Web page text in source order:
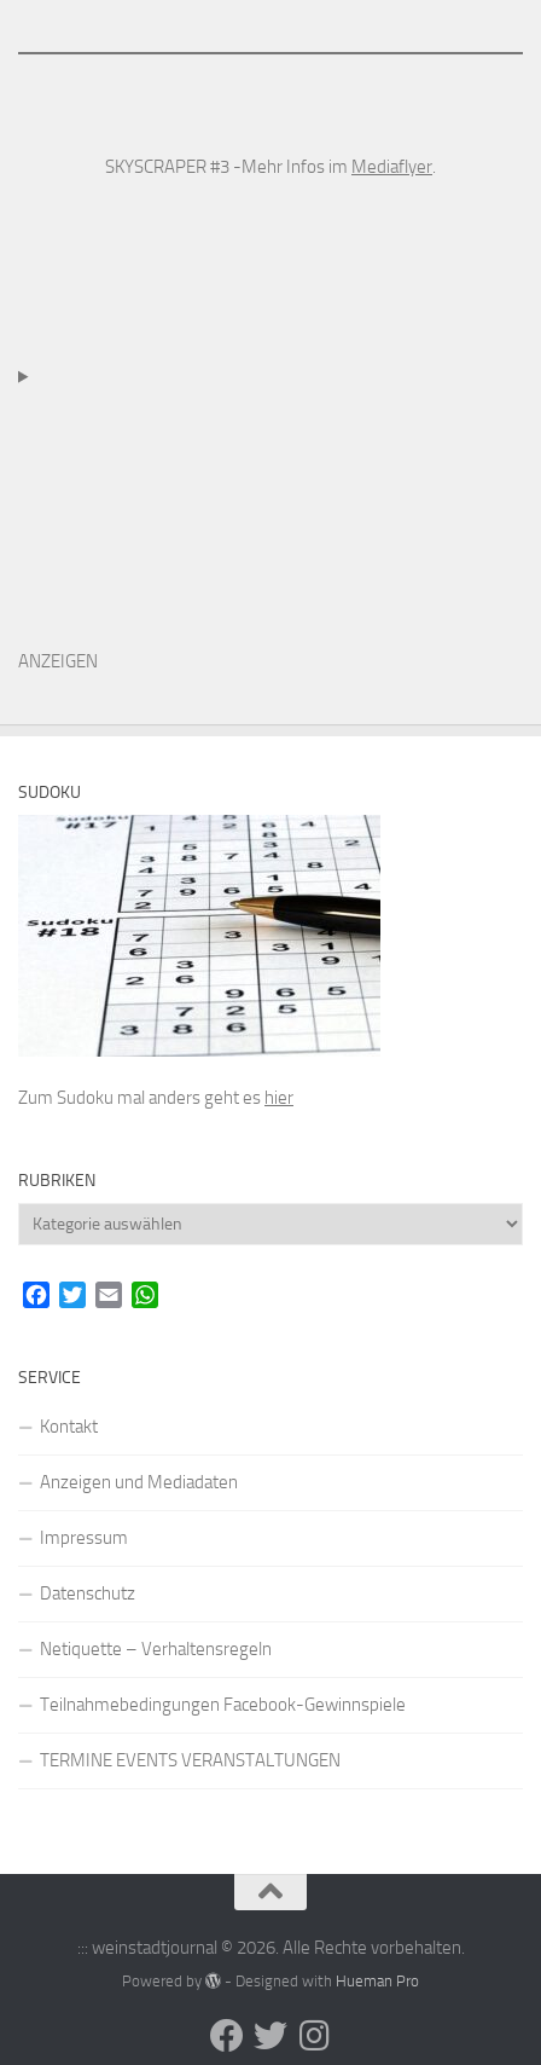
SKYSCRAPER #3 -Mehr Infos im Mediaflyer.
ANZEIGEN
SUDOKU
Zum Sudoku mal anders geht es hier
RUBRIKEN
Rubriken
FacebookTwitterEmail
SERVICE
Kontakt
Anzeigen und Mediadaten
Impressum
Datenschutz
Netiquette – Verhaltensregeln
Teilnahmebedingungen Facebook-Gewinnspiele
TERMINE EVENTS VERANSTALTUNGEN
::: weinstadtjournal © 2026. Alle Rechte vorbehalten.
Powered by - Designed with Hueman Pro